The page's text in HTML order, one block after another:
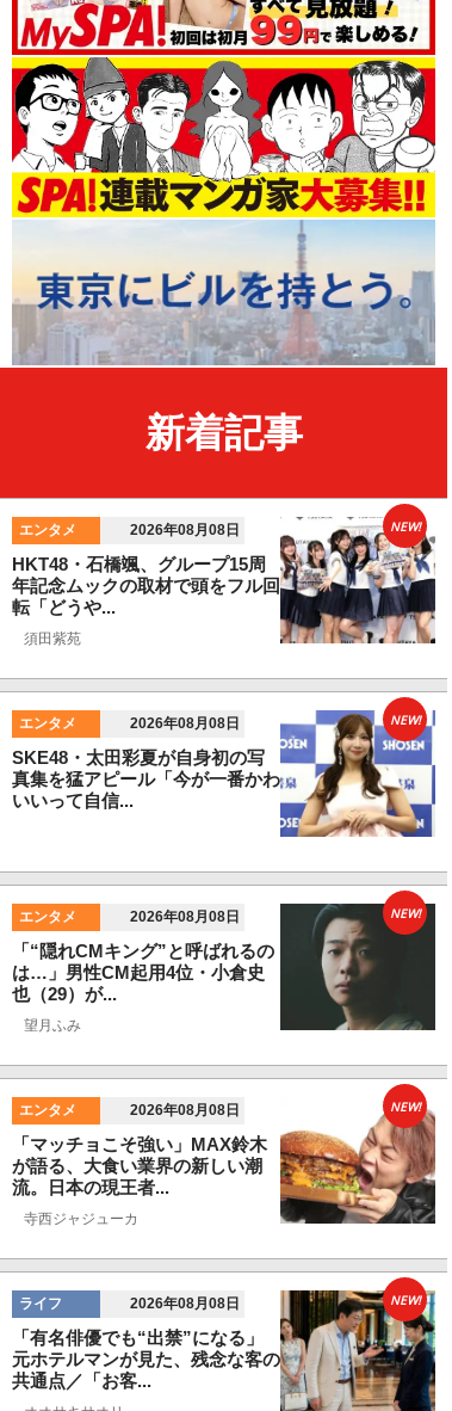
新着記事
エンタメ 2026年08月08日
HKT48・石橋颯、グループ15周
年記念ムックの取材で頭をフル回
転「どうや...
須田紫苑
NEW!
エンタメ 2026年08月08日
SKE48・太田彩夏が自身初の写
真集を猛アピール「今が一番かわ
いいって自信...
NEW!
エンタメ 2026年08月08日
「“隠れCMキング”と呼ばれるの
は…」男性CM起用4位・小倉史
也（29）が...
望月ふみ
NEW!
エンタメ 2026年08月08日
「マッチョこそ強い」MAX鈴木
が語る、大食い業界の新しい潮
流。日本の現王者...
寺西ジャジューカ
NEW!
ライフ 2026年08月08日
「有名俳優でも“出禁”になる」
元ホテルマンが見た、残念な客の
共通点／「お客...
NEW!